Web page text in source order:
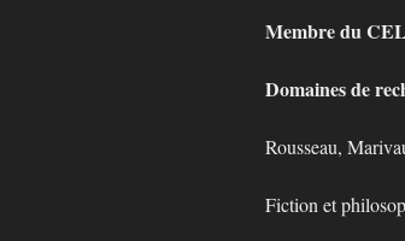
Membre du
Domaines de
Rousseau,
Fiction et